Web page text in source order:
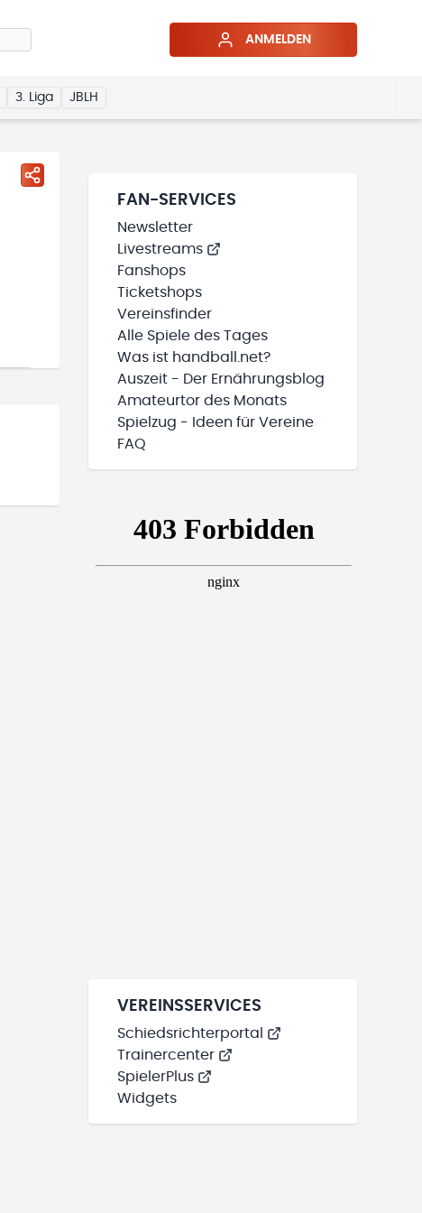
ANMELDEN
3. Liga JBLH
FAN-SERVICES
Newsletter
Livestreams
Fanshops
Ticketshops
Vereinsfinder
Alle Spiele des Tages
Was ist handball.net?
Auszeit - Der Ernährungsblog
Amateurtor des Monats
Spielzug - Ideen für Vereine
FAQ
VEREINSSERVICES
Schiedsrichterportal
Trainercenter
SpielerPlus
Widgets